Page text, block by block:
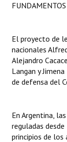
Ejecución
NORMATIVA
Comunicaciones
Resoluciones
FUNDAMENTOS
El proyecto de
nacionales
Alejandro
Langan y
de defensa del
En Argentina,
reguladas
principios de